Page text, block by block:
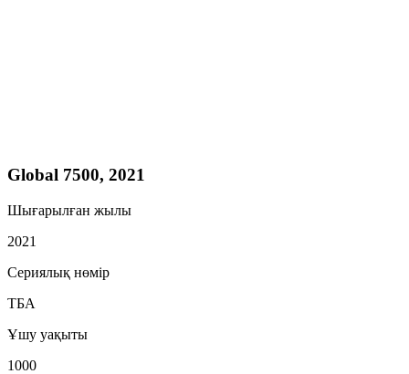
Global 7500, 2021
Шығарылған жылы
2021
Сериялық нөмір
ТБА
Ұшу уақыты
1000